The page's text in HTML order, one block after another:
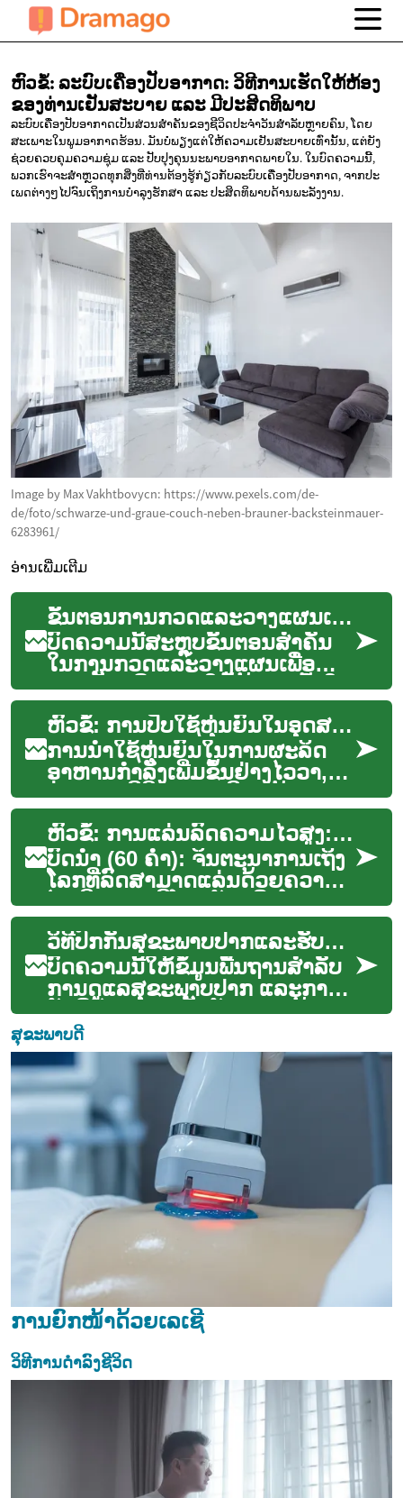
ຫົວຂໍ້: ລະບົບເຄື່ອງປັບອາກາດ: ວິທີການເຮັດໃຫ້ຫ້ອງ
ຂອງທ່ານເຢັນສະບາຍແລະ ມີປະສິດທິພາບ
ລະບົບເຄື່ອງປັບອາກາດເປັນສ່ວນສຳຄັນຂອງຊີວິດປະຈຳວັນສຳລັບຫຼາຍຄົນ, ໂດຍ
ສະເພາະໃນພູມອາກາດຮ້ອນ. ມັນບໍ່ພຽງແຕ່ໃຫ້ຄວາມເຢັນສະບາຍເທົ່ານັ້ນ, ແຕ່ຍັງ
ຊ່ວຍຄວບຄຸມຄວາມຊຸ່ມ ແລະ ປັບປຸງຄຸນນະພາບອາກາດພາຍໃນ. ໃນບົດຄວາມນີ້,
ພວກເຮົາຈະສຳຫຼວດທຸກສິ່ງທີ່ທ່ານຕ້ອງຮູ້ກ່ຽວກັບລະບົບເຄື່ອງປັບອາກາດ, ຈາກປະ
ເພດຕ່າງໆໄປຈົນເຖິງການບຳລຸງຮັກສາ ແລະ ປະສິດທິພາບດ້ານພະລັງງານ.
Image by Max Vakhtbovycn: https://www.pexels.com/de-
de/foto/schwarze-und-graue-couch-neben-brauner-backsteinmauer-
6283961/
ອ່ານເພີ່ມເຕີມ
ຂັ້ນຕອນການກວດແລະວາງແຜນເພື່ອແທນຟັນ
ບົດຄວາມນີ້ສະຫຼຸບຂັ້ນຕອນສໍາຄັນ
ໃນການກວດແລະວາງແຜນເພື່ອ
ແທນຟັນ ເພື່ອຊ່ວຍໃຫ້ຜູ້ອ່ານເຂົ້າໃຈ
ການປືກສາທາງການແພດຟັນ, ການ
ປູນກະດູກ...
ຫົວຂໍ້: ການປັບໃຊ້ຫຸ່ນຍົນໃນອຸດສາຫະກຳອາຫານ
ການນຳໃຊ້ຫຸ່ນຍົນໃນການຜະລິດ
ອາຫານກຳລັງເພີ່ມຂຶ້ນຢ່າງໄວວາ,
ປ່ຽນແປງວິທີການຜະລິດ, ຫຸ້ມຫໍ່
ແລະ ຂົນສົ່ງອາຫານ. ເຕັກໂນໂລຢີນີ້
ສັນ...
ຫົວຂໍ້: ການແລ່ນລົດຄວາມໄວສູງ: ການພັດທະນາເຕັກໂນໂລຊີໃນອະນາຄົດ
ບົດນໍາ (60 ຄໍາ): ຈິນຕະນາການເຖິງ
ໂລກທີ່ລົດສາມາດແລ່ນດ້ວຍຄວາມ
ໄວເກີນ 500 ກິໂລແມັດຕໍ່ຊົ່ວໂມງ
ໂດຍປອດໄພ ແລະ ມີປະສິດທິພາບ.
ນີ້...
ວິທີປົກກັນສຸຂະພາບປາກແລະຮັບມືກັບຄວາມເປັນອັນ
ບົດຄວາມນີ້ໃຫ້ຂໍ້ມູນພື້ນຖານສໍາລັບ
ການດູແລສຸຂະພາບປາກ ແລະການ
ຮັບມືກັບຄວາມເປັນອັນ, ຮອບດ້ານ
ການຟື້ນຟູ, ອຸປະກອນແທນ, ຂັ້ນຕອນ
ການ...
ສຸຂະພາບດີ
ການຍົກໜ້າດ້ວຍເລເຊີ
ວິທີການດຳລົງຊີວິດ